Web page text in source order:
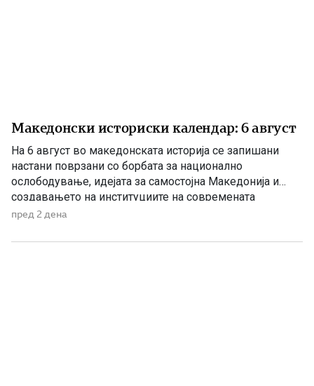
Македонски историски календар: 6 август
На 6 август во македонската историја се запишани
настани поврзани со борбата за национално
ослободување, идејата за самостојна Македонија и
создавањето на институциите на современата
македонска држава. 1875 – Роден е Григорие Хаџи
Григорие Хаџи Ташковиќ – македонски револуционер,
пред 2 дена